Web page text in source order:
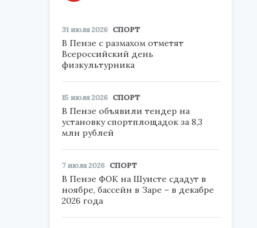
31 июля 2026 СПОРТ
В Пензе с размахом отметят
Всероссийский день
физкультурника
15 июля 2026 СПОРТ
В Пензе объявили тендер на
установку спортплощадок за 8,3
млн рублей
7 июля 2026 СПОРТ
В Пензе ФОК на Шуисте сдадут в
ноябре, бассейн в Заре – в декабре
2026 года